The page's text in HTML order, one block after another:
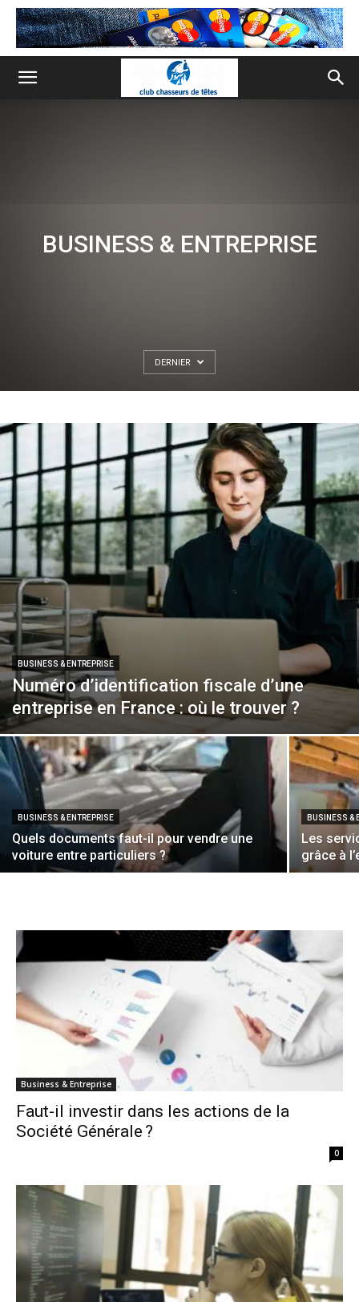
BUSINESS & ENTREPRISE
DERNIER
BUSINESS & ENTREPRISE
Numéro d’identification fiscale d’une
entreprise en France : où le trouver ?
BUSINESS & ENTREPRISE
Quels documents faut-il pour vendre une
voiture entre particuliers ?
BUSINESS &
Les
grâce à
Business & Entreprise
Faut-il investir dans les actions de la
Société Générale ?
0